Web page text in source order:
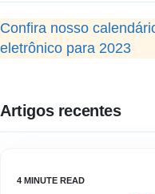
Confira nosso
eletrônico para 2023
Artigos recentes